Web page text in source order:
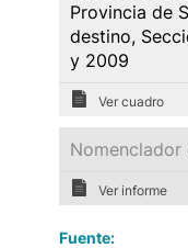
Provincia de
destino,
y 2009
Ver cuadro
Ver informe
Fuente: